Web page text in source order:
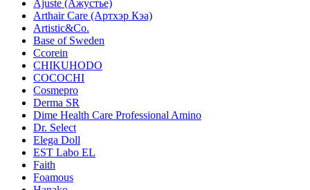
Ajuste (Ажустье)
Arthair Care (Артхэр Кэа)
Artistic&Co.
Base of Sweden
Ccorein
CHIKUHODO
COCOCHI
Cosmepro
Derma SR
Dime Health Care Professional Amino
Dr. Select
Elega Doll
EST Labo EL
Faith
Foamous